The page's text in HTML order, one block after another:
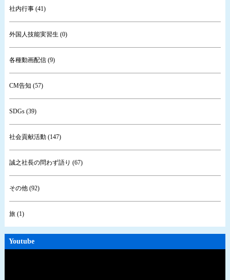
社内行事 (41)
外国人技能実習生 (0)
各種動画配信 (9)
CM告知 (57)
SDGs (39)
社会貢献活動 (147)
誠之社長の問わず語り (67)
その他 (92)
旅 (1)
Youtube